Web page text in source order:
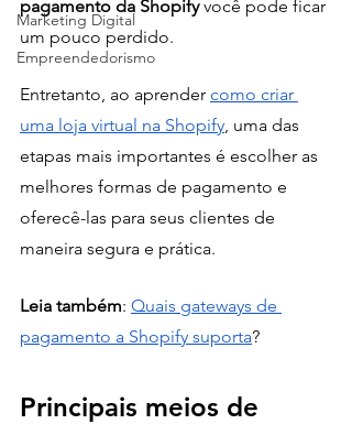
Marketing Digital
Empreendedorismo
pagamento da Shopify você pode ficar
um pouco perdido.
Entretanto, ao aprender como criar
uma loja virtual na Shopify, uma das
etapas mais importantes é escolher as
melhores formas de pagamento e
oferecê-las para seus clientes de
maneira segura e prática.
Leia também: Quais gateways de
pagamento a Shopify suporta?
Principais meios de